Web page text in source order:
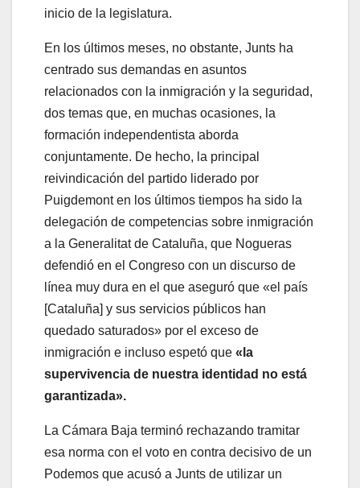
inicio de la legislatura.
En los últimos meses, no obstante, Junts ha
centrado sus demandas en asuntos
relacionados con la inmigración y la seguridad,
dos temas que, en muchas ocasiones, la
formación independentista aborda
conjuntamente. De hecho, la principal
reivindicación del partido liderado por
Puigdemont en los últimos tiempos ha sido la
delegación de competencias sobre inmigración
a la Generalitat de Cataluña, que Nogueras
defendió en el Congreso con un discurso de
línea muy dura en el que aseguró que «el país
[Cataluña] y sus servicios públicos han
quedado saturados» por el exceso de
inmigración e incluso espetó que «la
supervivencia de nuestra identidad no está
garantizada».
La Cámara Baja terminó rechazando tramitar
esa norma con el voto en contra decisivo de un
Podemos que acusó a Junts de utilizar un